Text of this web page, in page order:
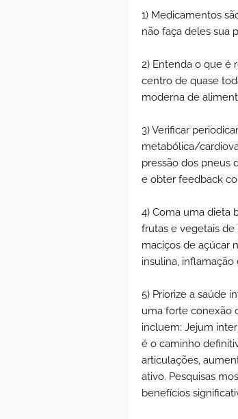
1) Medicamentos
não faça deles sua
2) Entenda o que é
centro de quase
moderna de
3) Verificar
metabólica/
pressão dos pneus
e obter feedback
4) Coma uma dieta
frutas e vegetais de
maciços de açúcar
insulina, inflamação
5) Priorize a saúde
uma forte conexão
incluem: Jejum
é o caminho
articulações,
ativo. Pesquisas
benefícios